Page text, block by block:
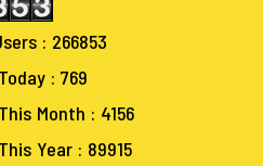
: 266853
: 769
Month : 4156
Year : 89915